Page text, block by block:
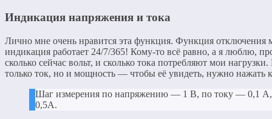
Индикация напряжения и тока
Лично мне очень нравится эта функция. Функция отключения
индикация работает 24/7/365! Кому-то всё равно, а я люблю,
сколько сейчас вольт, и сколько тока потребляют мои
только ток, но и мощность — чтобы её увидеть, нужно нажать
Шаг измерения по напряжению — 1 В, по току — 0,1 А,
0,5А.